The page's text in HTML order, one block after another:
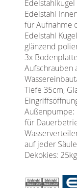
Edelstahl
für Aufnahme
Edelstahl
glänzend
3x
Aufschrauben
Tiefe 35cm,
Außenpumpe:
für
auf jeder
Dekokies: